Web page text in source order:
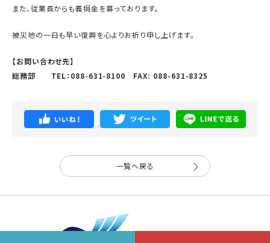
また、従業員からも義捐金を募っております。
被災地の一日も早い復興を心よりお祈り申し上げます。
【お問い合わせ先】
総務部 TEL：088-631-8100 FAX: 088-631-8325
一覧へ戻る